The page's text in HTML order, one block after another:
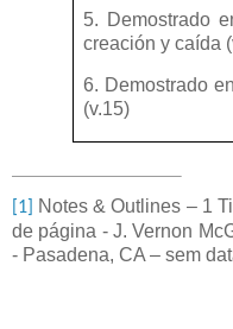
5. Demostrado
creación y caída
6. Demostrado
(v.15)
[1]
Notes & Outlines – 1
de página - J. Vernon
- Pasadena, CA – sem